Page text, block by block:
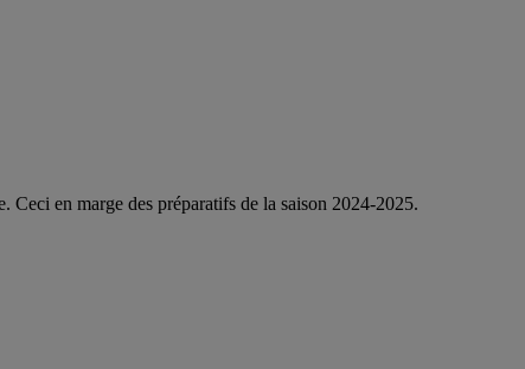
en marge des préparatifs de la saison 2024-2025.